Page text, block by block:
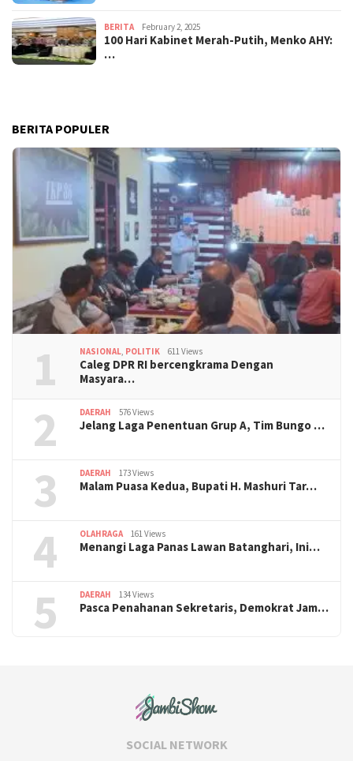
BERITA February 2, 2025
100 Hari Kabinet Merah-Putih, Menko AHY:
…
BERITA POPULER
1 NASIONAL, POLITIK 611 Views
Caleg DPR RI bercengkrama Dengan
Masyara…
2 DAERAH 576 Views
Jelang Laga Penentuan Grup A, Tim Bungo …
3 DAERAH 173 Views
Malam Puasa Kedua, Bupati H. Mashuri Tar…
4 OLAHRAGA 161 Views
Menangi Laga Panas Lawan Batanghari, Ini…
5 DAERAH 134 Views
Pasca Penahanan Sekretaris, Demokrat Jam…
SOCIAL NETWORK